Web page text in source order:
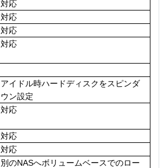
対応
対応
対応
対応
アイドル時ハードディスクをスピンダ
ウン設定
対応
対応
対応
別のNASへボリュームベースでのロー